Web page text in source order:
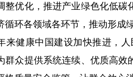
整优化，推进产业绿色化低
循环各领域各环节，推动形成
来健康中国建设加快推进，
群众提供系统连续、优质高